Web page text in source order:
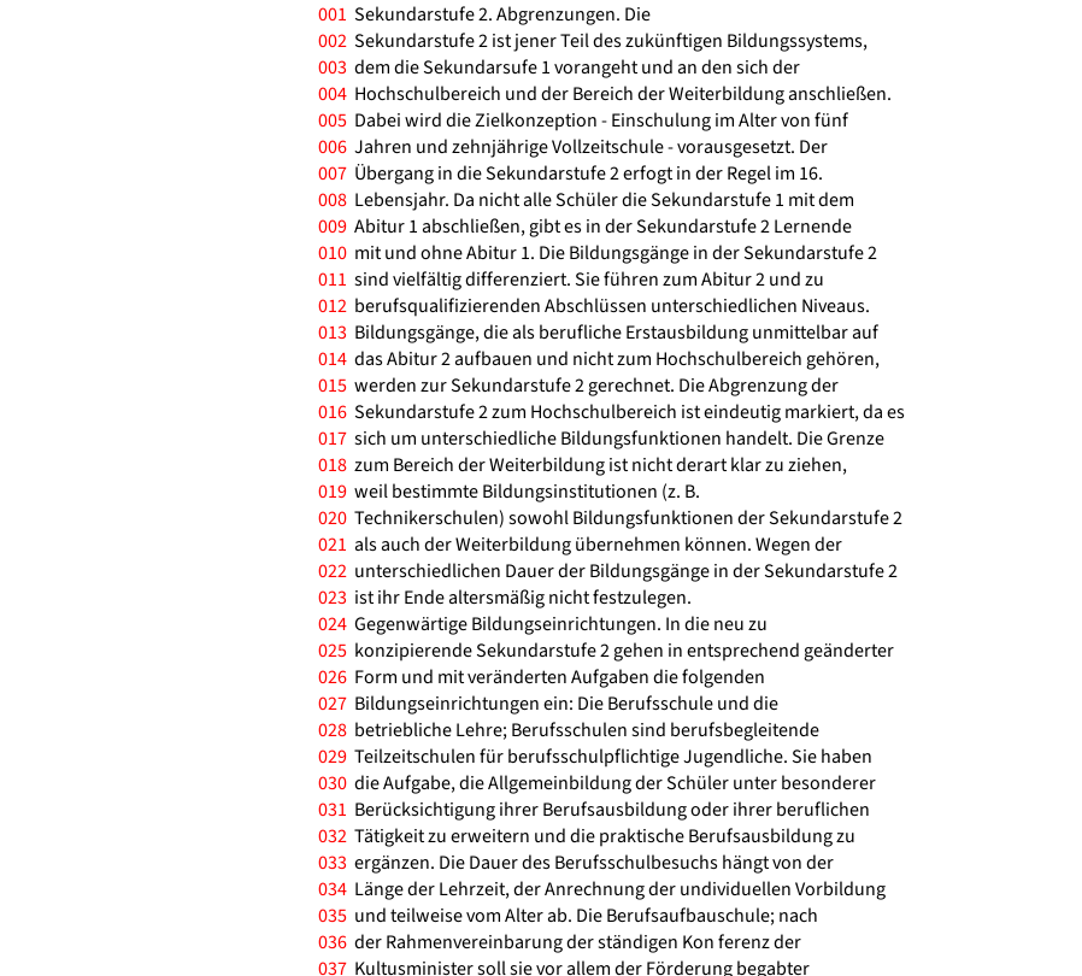
001 Sekundarstufe 2. Abgrenzungen. Die
002 Sekundarstufe 2 ist jener Teil des zukünftigen Bildungssystems,
003 dem die Sekundarsufe 1 vorangeht und an den sich der
004 Hochschulbereich und der Bereich der Weiterbildung anschließen.
005 Dabei wird die Zielkonzeption - Einschulung im Alter von fünf
006 Jahren und zehnjährige Vollzeitschule - vorausgesetzt. Der
007 Übergang in die Sekundarstufe 2 erfogt in der Regel im 16.
008 Lebensjahr. Da nicht alle Schüler die Sekundarstufe 1 mit dem
009 Abitur 1 abschließen, gibt es in der Sekundarstufe 2 Lernende
010 mit und ohne Abitur 1. Die Bildungsgänge in der Sekundarstufe 2
011 sind vielfältig differenziert. Sie führen zum Abitur 2 und zu
012 berufsqualifizierenden Abschlüssen unterschiedlichen Niveaus.
013 Bildungsgänge, die als berufliche Erstausbildung unmittelbar auf
014 das Abitur 2 aufbauen und nicht zum Hochschulbereich gehören,
015 werden zur Sekundarstufe 2 gerechnet. Die Abgrenzung der
016 Sekundarstufe 2 zum Hochschulbereich ist eindeutig markiert, da es
017 sich um unterschiedliche Bildungsfunktionen handelt. Die Grenze
018 zum Bereich der Weiterbildung ist nicht derart klar zu ziehen,
019 weil bestimmte Bildungsinstitutionen (z. B.
020 Technikerschulen) sowohl Bildungsfunktionen der Sekundarstufe 2
021 als auch der Weiterbildung übernehmen können. Wegen der
022 unterschiedlichen Dauer der Bildungsgänge in der Sekundarstufe 2
023 ist ihr Ende altersmäßig nicht festzulegen.
024 Gegenwärtige Bildungseinrichtungen. In die neu zu
025 konzipierende Sekundarstufe 2 gehen in entsprechend geänderter
026 Form und mit veränderten Aufgaben die folgenden
027 Bildungseinrichtungen ein: Die Berufsschule und die
028 betriebliche Lehre; Berufsschulen sind berufsbegleitende
029 Teilzeitschulen für berufsschulpflichtige Jugendliche. Sie haben
030 die Aufgabe, die Allgemeinbildung der Schüler unter besonderer
031 Berücksichtigung ihrer Berufsausbildung oder ihrer beruflichen
032 Tätigkeit zu erweitern und die praktische Berufsausbildung zu
033 ergänzen. Die Dauer des Berufsschulbesuchs hängt von der
034 Länge der Lehrzeit, der Anrechnung der undividuellen Vorbildung
035 und teilweise vom Alter ab. Die Berufsaufbauschule; nach
036 der Rahmenvereinbarung der ständigen Kon ferenz der
037 Kultusminister soll sie vor allem der Förderung begabter